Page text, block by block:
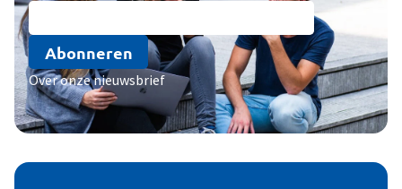
Abonneren
Over onze nieuwsbrief